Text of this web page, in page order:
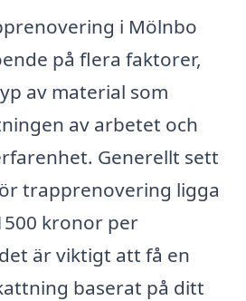
i Mölnbo
på flera faktorer,
av material som
av arbetet och
Generellt sett
trapprenovering ligga
kronor per
är viktigt att få en
baserat på ditt